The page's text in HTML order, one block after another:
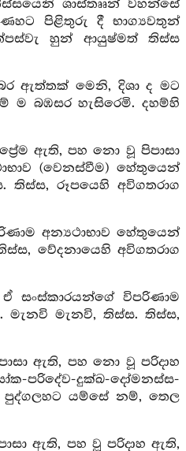
ශාස්තෲන් වහන්සේ
පිළිතුරු දී භාග්‍යවතුන්
හුන් ආයුෂ්මත් තිස්ස
ඇත්තක් මෙනි, දිශා ද මට
බඹසර හැසිරෙමි. දහම්හි
ඇති, පහ නො වූ පිපාසා
(වෙනස්වීම) හේතුයෙන්
තිස්ස, රූපයෙහි අවිගතරාග
අන්‍යථාභාව හේතුයෙන්
වේදනායෙහි අවිගතරාග
විපරිණාම
මැනවි මැනවි, තිස්ස. තිස්ස,
ඇති, පහ නො වූ පරිදාහ
පරිදේව-දුක්ඛ-දෝමනස්ස-
පුද්ගලහට යම්සේ නම්, තෙල
ඇති, පහ වූ පරිදාහ ඇති,